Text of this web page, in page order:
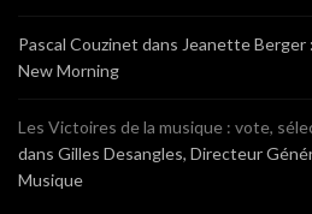
Pascal Couzinet dans Jeanette Berger
New Morning
Les Victoires de la musique : vote,
dans Gilles Desangles, Directeur
Musique